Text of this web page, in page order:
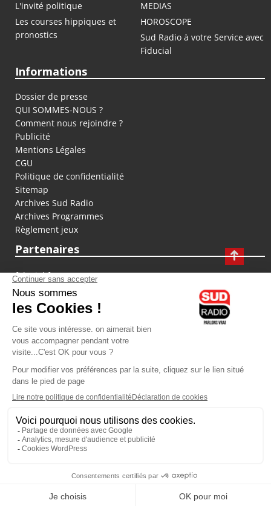
L'invité politique
MEDIAS
Les courses hippiques et
pronostics
HOROSCOPE
Sud Radio à votre Service avec
Fiducial
Informations
Dossier de presse
QUI SOMMES-NOUS ?
Comment nous rejoindre ?
Publicité
Mentions Légales
CGU
Politique de confidentialité
Sitemap
Archives Sud Radio
Archives Programmes
Règlement jeux
Partenaires
fiducial.fr
lyoncapitale.fr
olympique-et-lyonnais.com
L'application Iphone / Android
Téléchargez l'application
Les cookies
Gestion des cookies
Crédit photos : ©Sud Radio / Pierre Olivier
Noémie Halioua
Les débats de l'été
Jacques Pessis
Les clefs d'une vie